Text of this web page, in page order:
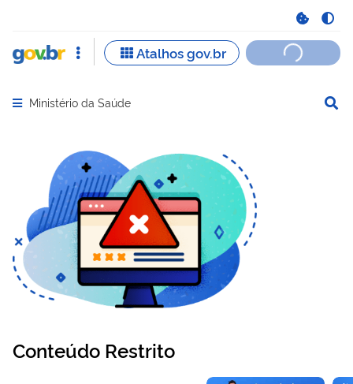
Abrir menu principal de navegação
Ministério da Saúde
Conteúdo Restrito